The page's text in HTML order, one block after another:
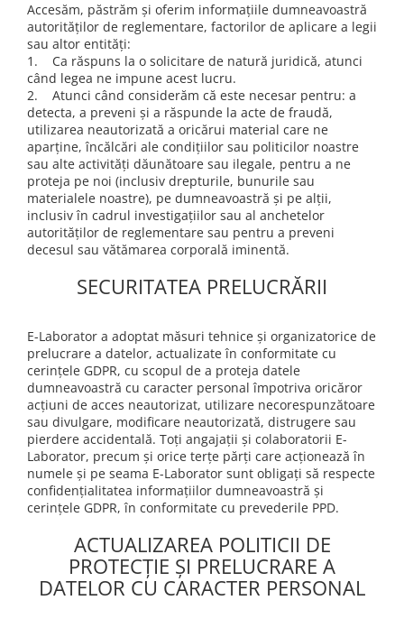
Accesăm, păstrăm și oferim informațiile dumneavoastră
autorităților de reglementare, factorilor de aplicare a legii
sau altor entități:
1. Ca răspuns la o solicitare de natură juridică, atunci
când legea ne impune acest lucru.
2. Atunci când considerăm că este necesar pentru: a
detecta, a preveni și a răspunde la acte de fraudă,
utilizarea neautorizată a oricărui material care ne
aparține, încălcări ale condițiilor sau politicilor noastre
sau alte activități dăunătoare sau ilegale, pentru a ne
proteja pe noi (inclusiv drepturile, bunurile sau
materialele noastre), pe dumneavoastră și pe alții,
inclusiv în cadrul investigațiilor sau al anchetelor
autorităților de reglementare sau pentru a preveni
decesul sau vătămarea corporală iminentă.
SECURITATEA PRELUCRĂRII
E-Laborator a adoptat măsuri tehnice și organizatorice de
prelucrare a datelor, actualizate în conformitate cu
cerințele GDPR, cu scopul de a proteja datele
dumneavoastră cu caracter personal împotriva oricăror
acțiuni de acces neautorizat, utilizare necorespunzătoare
sau divulgare, modificare neautorizată, distrugere sau
pierdere accidentală. Toți angajații și colaboratorii E-
Laborator, precum și orice terțe părți care acționează în
numele și pe seama E-Laborator sunt obligați să respecte
confidențialitatea informațiilor dumneavoastră și
cerințele GDPR, în conformitate cu prevederile PPD.
ACTUALIZAREA POLITICII DE
PROTECȚIE ȘI PRELUCRARE A
DATELOR CU CARACTER PERSONAL